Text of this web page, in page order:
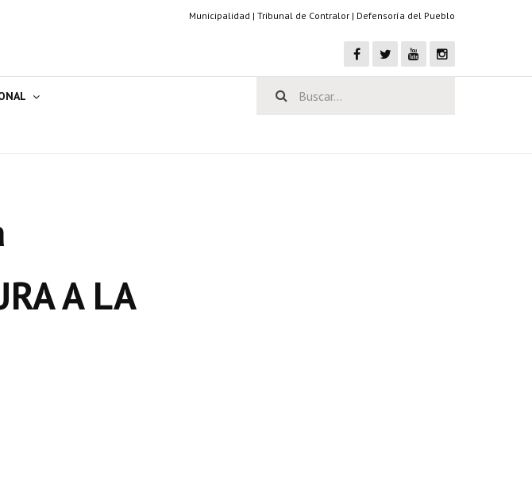
Municipalidad | Tribunal de Contralor | Defensoría del Pueblo
A LA